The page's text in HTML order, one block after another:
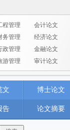
程管理 会计论文
务管理 经济论文
政管理 金融论文
游管理 审计论文
文 博士论文
告 论文摘要